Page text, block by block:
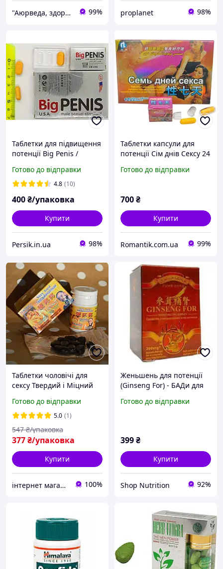
"Аюрведа, здоров!": Природний шлях до здоров'я та краси! 99% proplanet 98%
Таблетки для підвищення
потенції Big Penis /
таблеток)
Готово до відправки
4.8 (10)
400₴/упаковка
Купити
Persik.in.ua 98%
Таблетки капсули для
потенції Сім днів Сексу 24
Готово до відправки
700₴
Купити
Romantik.com.ua 99%
Таблетки чоловічі для
сексу Твердий і Міцний
Засіб для потенції та
посилення ерекції в
чоловіків
Готово до відправки
5.0 (1)
377₴/упаковка
547 ₴/упаковка
Купити
інтернет магазин "ми з України" 100%
Женьшень для потенції
(Ginseng For) - БАДи для
Готово до відправки
399₴
Купити
Shop Nutrition 92%